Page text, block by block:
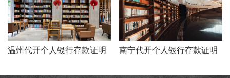
温州代开个人银行存款证明 南宁代开个人银行存款证明